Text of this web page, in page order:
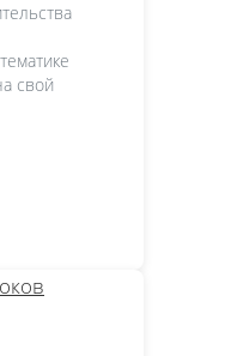
свой